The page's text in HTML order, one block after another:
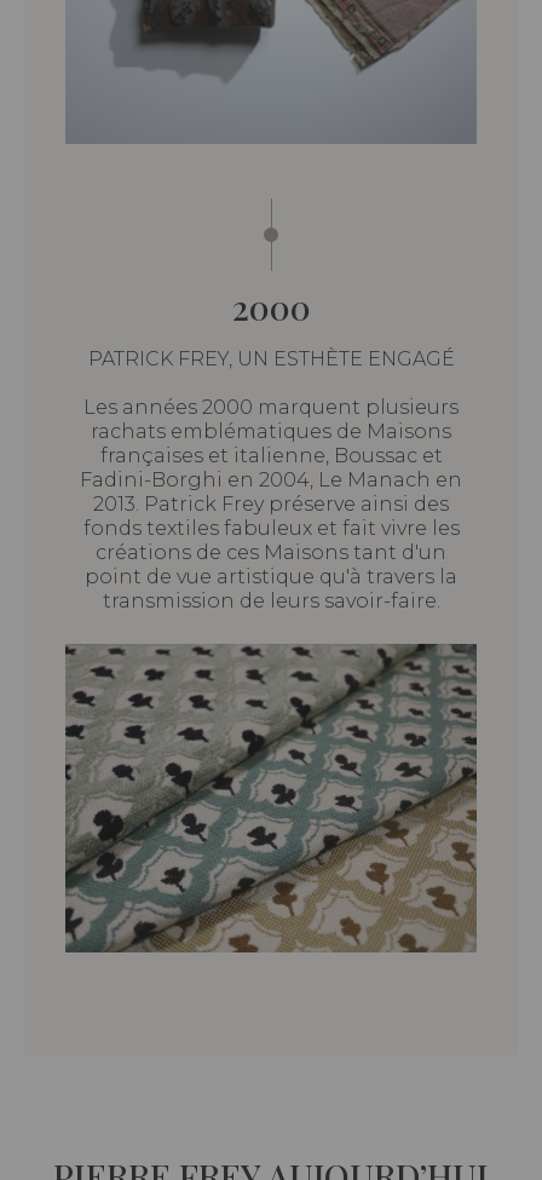
2000
PATRICK FREY, UN ESTHÈTE ENGAGÉ
Les années 2000 marquent plusieurs
rachats emblématiques de Maisons
françaises et italienne, Boussac et
Fadini-Borghi en 2004, Le Manach en
2013. Patrick Frey préserve ainsi des
fonds textiles fabuleux et fait vivre les
créations de ces Maisons tant d'un
point de vue artistique qu'à travers la
transmission de leurs savoir-faire.